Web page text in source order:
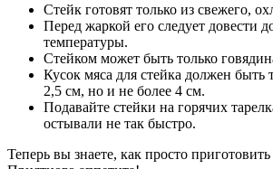
Стейк готовят только из свежего,
Перед жаркой его следует довести
температуры.
Стейком может быть только
Кусок мяса для стейка должен быть
2,5 см, но и не более 4 см.
Подавайте стейки на горячих
остывали не так быстро.
Теперь вы знаете, как просто